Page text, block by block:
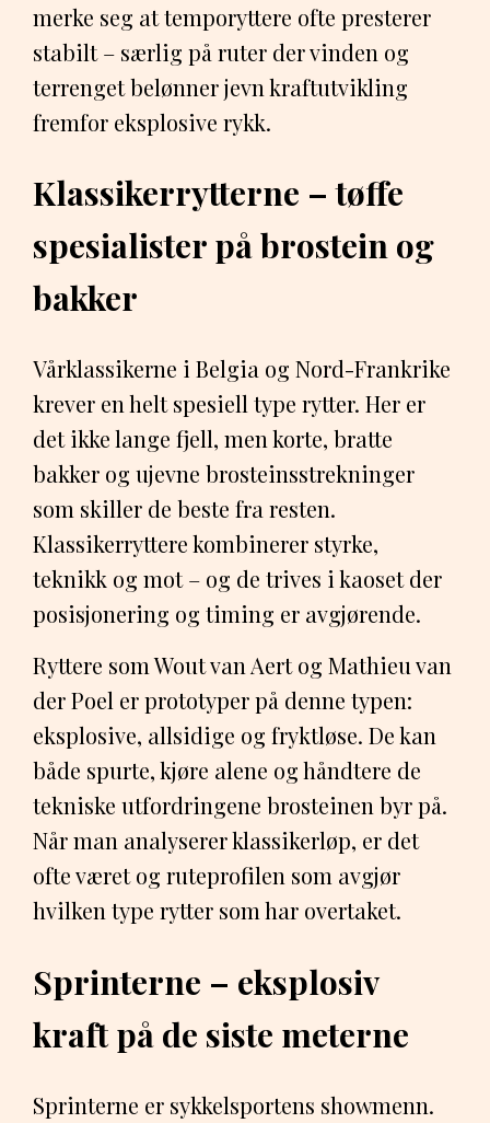
merke seg at temporyttere ofte presterer
stabilt – særlig på ruter der vinden og
terrenget belønner jevn kraftutvikling
fremfor eksplosive rykk.
Klassikerrytterne – tøffe
spesialister på brostein og
bakker
Vårklassikerne i Belgia og Nord-Frankrike
krever en helt spesiell type rytter. Her er
det ikke lange fjell, men korte, bratte
bakker og ujevne brosteinsstrekninger
som skiller de beste fra resten.
Klassikerryttere kombinerer styrke,
teknikk og mot – og de trives i kaoset der
posisjonering og timing er avgjørende.
Ryttere som Wout van Aert og Mathieu van
der Poel er prototyper på denne typen:
eksplosive, allsidige og fryktløse. De kan
både spurte, kjøre alene og håndtere de
tekniske utfordringene brosteinen byr på.
Når man analyserer klassikerløp, er det
ofte været og ruteprofilen som avgjør
hvilken type rytter som har overtaket.
Sprinterne – eksplosiv
kraft på de siste meterne
Sprinterne er sykkelsportens showmenn.